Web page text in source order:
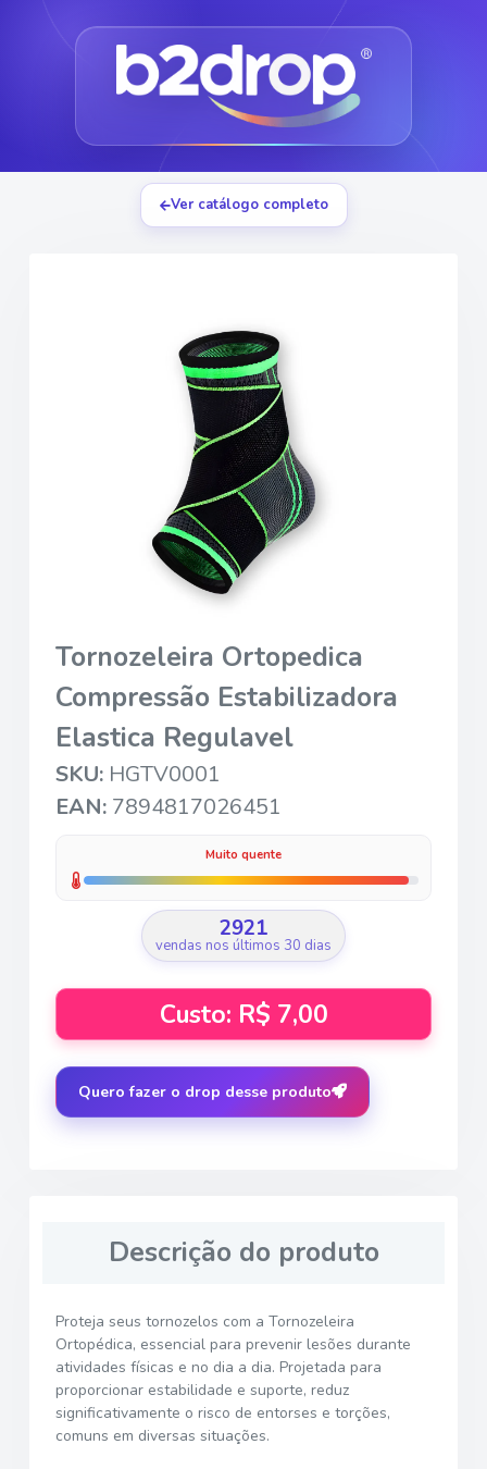
Ver catálogo completo
Tornozeleira Ortopedica
Compressão Estabilizadora
Elastica Regulavel
SKU: HGTV0001
EAN: 7894817026451
Muito quente
2921
vendas nos últimos 30 dias
Custo: R$ 7,00
Quero fazer o drop desse produto
Descrição do produto
Proteja seus tornozelos com a Tornozeleira
Ortopédica, essencial para prevenir lesões durante
atividades físicas e no dia a dia. Projetada para
proporcionar estabilidade e suporte, reduz
significativamente o risco de entorses e torções,
comuns em diversas situações.